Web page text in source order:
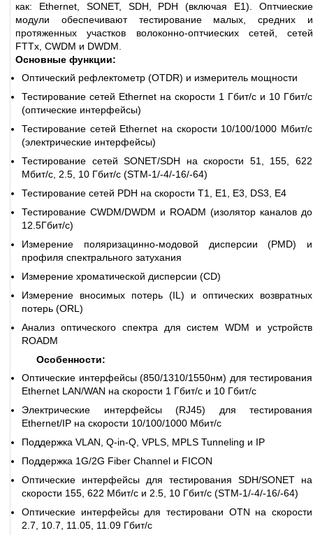
как: Ethernet, SONET, SDH, PDH (включая Е1). Оптчиеские
модули обеспечивают тестирование малых, средних и
протяженных участков волоконно-оптчиеских сетей, сетей
FTTx, CWDM и DWDM.
Основные функции:
Оптический рефлектометр (OTDR) и измеритель мощности
Тестирование сетей Ethernet на скорости 1 Гбит/с и 10 Гбит/с
(оптические интерфейсы)
Тестирование сетей Ethernet на скорости 10/100/1000 Мбит/с
(электрические интерфейсы)
Тестирование сетей SONET/SDH на скорости 51, 155, 622
Мбит/с, 2.5, 10 Гбит/с (STM-1/-4/-16/-64)
Тестирование сетей PDH на скорости T1, E1, E3, DS3, E4
Тестирование CWDM/DWDM и ROADM (изолятор каналов до
12.5Гбит/с)
Измерение поляризацинно-модовой дисперсии (PMD) и
профиля спектрального затухания
Измерение хроматической дисперсии (CD)
Измерение вносимых потерь (IL) и оптических возвратных
потерь (ORL)
Анализ оптического спектра для систем WDM и устройств
ROADM
Особенности:
Оптические интерфейсы (850/1310/1550нм) для тестирования
Ethernet LAN/WAN на скорости 1 Гбит/с и 10 Гбит/с
Электрические интерфейсы (RJ45) для тестирования
Ethernet/IP на скорости 10/100/1000 Мбит/с
Поддержка VLAN, Q-in-Q, VPLS, MPLS Tunneling и IP
Поддержка 1G/2G Fiber Channel и FICON
Оптические интерфейсы для тестирования SDH/SONET на
скорости 155, 622 Мбит/с и 2.5, 10 Гбит/с (STM-1/-4/-16/-64)
Оптические интерфейсы для тестировани OTN на скорости
2.7, 10.7, 11.05, 11.09 Гбит/с